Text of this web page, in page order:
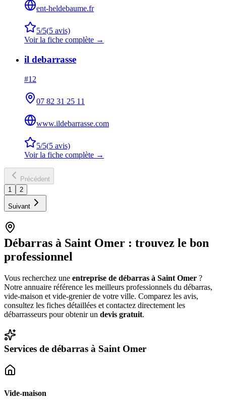
ent-heldebaume.fr
5/5(5 avis)
Voir la fiche complète →
il debarrasse
#12
07 82 31 25 11
www.ildebarrasse.com
5/5(5 avis)
Voir la fiche complète →
Précédent
1
2
Suivant
Débarras à Saint Omer : trouvez le bon
professionnel
Vous recherchez une entreprise de débarras à Saint Omer ?
Notre annuaire référence les meilleurs professionnels du débarras,
vide-maison et vide-grenier de votre ville. Comparez les avis,
consultez les fiches détaillées et contactez directement les
débarrasseurs pour obtenir un devis gratuit.
Services de débarras à Saint Omer
Vide-maison